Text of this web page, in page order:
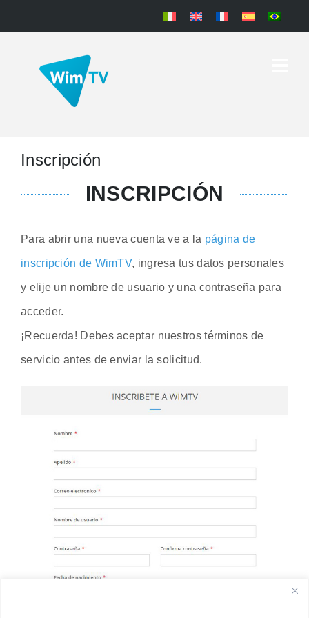
Inscripción
INSCRIPCIÓN
Para abrir una nueva cuenta ve a la página de
inscripción de WimTV, ingresa tus datos personales
y elije un nombre de usuario y una contraseña para
acceder.
¡Recuerda! Debes aceptar nuestros términos de
servicio antes de enviar la solicitud.